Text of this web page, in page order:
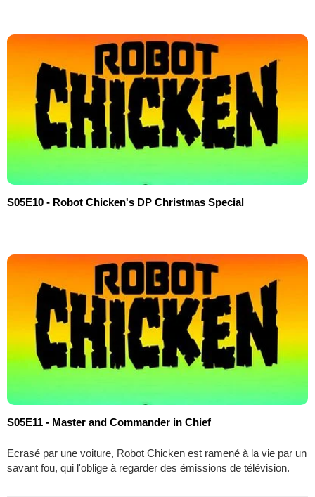
S05E10 - Robot Chicken's DP Christmas Special
S05E11 - Master and Commander in Chief
Ecrasé par une voiture, Robot Chicken est ramené à la vie par un
savant fou, qui l'oblige à regarder des émissions de télévision.